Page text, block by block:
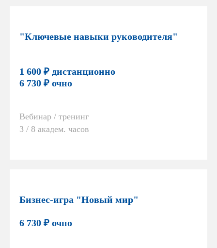
"Ключевые навыки руководителя"
1 600 ₽ дистанционно
6 730 ₽ очно
Вебинар / тренинг
3 / 8 академ. часов
Бизнес-игра "Новый мир"
6 730 ₽ очно